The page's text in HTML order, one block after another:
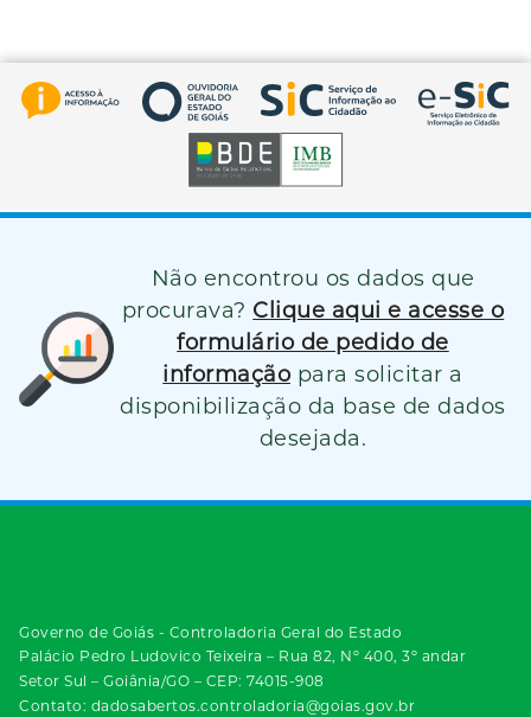
Não encontrou os dados que
procurava? Clique aqui e acesse o
formulário de pedido de
informação para solicitar a
disponibilização da base de dados
desejada.
Governo de Goiás - Controladoria Geral do Estado
Palácio Pedro Ludovico Teixeira – Rua 82, Nº 400, 3º andar
Setor Sul – Goiânia/GO – CEP: 74015-908
Contato: dadosabertos.controladoria@goias.gov.br